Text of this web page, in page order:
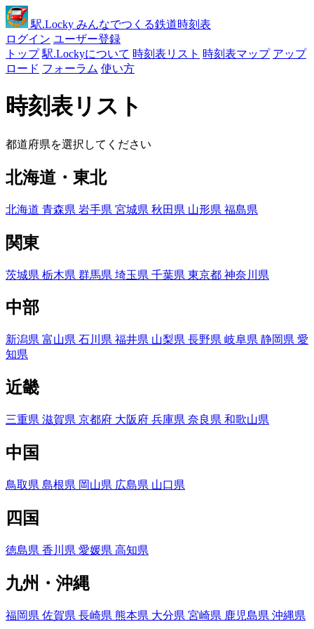
駅.Locky みんなでつくる鉄道時刻表
ログイン ユーザー登録
トップ 駅.Lockyについて 時刻表リスト 時刻表マップ アップ
ロード フォーラム 使い方
時刻表リスト
都道府県を選択してください
北海道・東北
北海道 青森県 岩手県 宮城県 秋田県 山形県 福島県
関東
茨城県 栃木県 群馬県 埼玉県 千葉県 東京都 神奈川県
中部
新潟県 富山県 石川県 福井県 山梨県 長野県 岐阜県 静岡県 愛
知県
近畿
三重県 滋賀県 京都府 大阪府 兵庫県 奈良県 和歌山県
中国
鳥取県 島根県 岡山県 広島県 山口県
四国
徳島県 香川県 愛媛県 高知県
九州・沖縄
福岡県 佐賀県 長崎県 熊本県 大分県 宮崎県 鹿児島県 沖縄県